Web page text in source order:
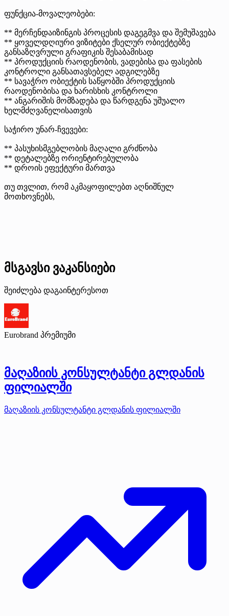
ფუნქცია-მოვალეობები:
** მერჩენდაიზინგის პროცესის დაგეგმვა და შემუშავება
** ყოველდღიური ვიზიტები ქსელურ ობიექტებზე
განსაზღვრული გრაფიკის შესაბამისად
** პროდუქციის რაოდენობის, ვადებისა და ფასების
კონტროლი განსათავსებელ ადგილებზე
** სავაჭრო ობიექტის საწყობში პროდუქციის
რაოდენობისა და ხარისხის კონტროლი
** ანგარიშის მომზადება და წარდგენა უშუალო
ხელმძღვანელისათვის
საჭირო უნარ-ჩვევები:
** პასუხისმგებლობის მაღალი გრძნობა
** დეტალებზე ორიენტირებულობა
** დროის ეფექტური მართვა
თუ თვლით, რომ აკმაყოფილებთ აღნიშნულ
მოთხოვნებს,
მსგავსი ვაკანსიები
შეიძლება დაგაინტერესოთ
Eurobrand პრემიუმი
მაღაზიის კონსულტანტი გლდანის
ფილიალში
მაღაზიის კონსულტანტი გლდანის ფილიალში